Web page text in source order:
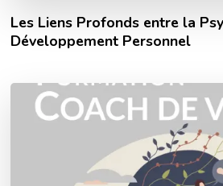
Les Liens Profonds entre la
Développement Personnel